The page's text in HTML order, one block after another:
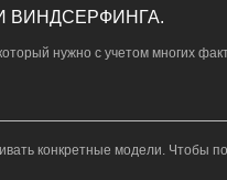
ВИНДСЕРФИНГА.
нужно с учетом многих
конкретные модели. Чтобы